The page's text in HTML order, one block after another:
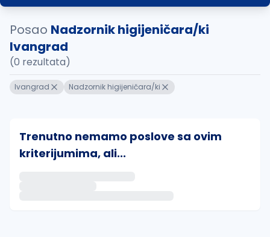
Posao Nadzornik higijeničara/ki
Ivangrad
(0 rezultata)
Ivangrad Nadzornik higijeničara/ki
Trenutno nemamo poslove sa ovim
kriterijumima, ali...